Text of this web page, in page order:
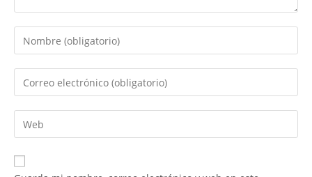
Introduce
tu
nombre
de
usuario
para
comentar
Introduce
tu
dirección
de
electrónico
Introduce
la
URL
de